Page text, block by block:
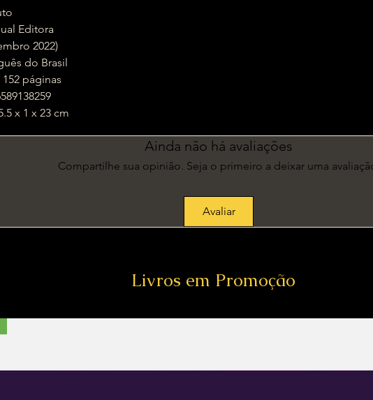
Editora
2022)
do Brasil
comum ‏ : ‎ 152 páginas
6589138259
: ‎ 15.5 x 1 x 23 cm
Ainda não há avaliações
Compartilhe sua opinião. Seja o primeiro a deixar uma
Avaliar
Livros em Promoção